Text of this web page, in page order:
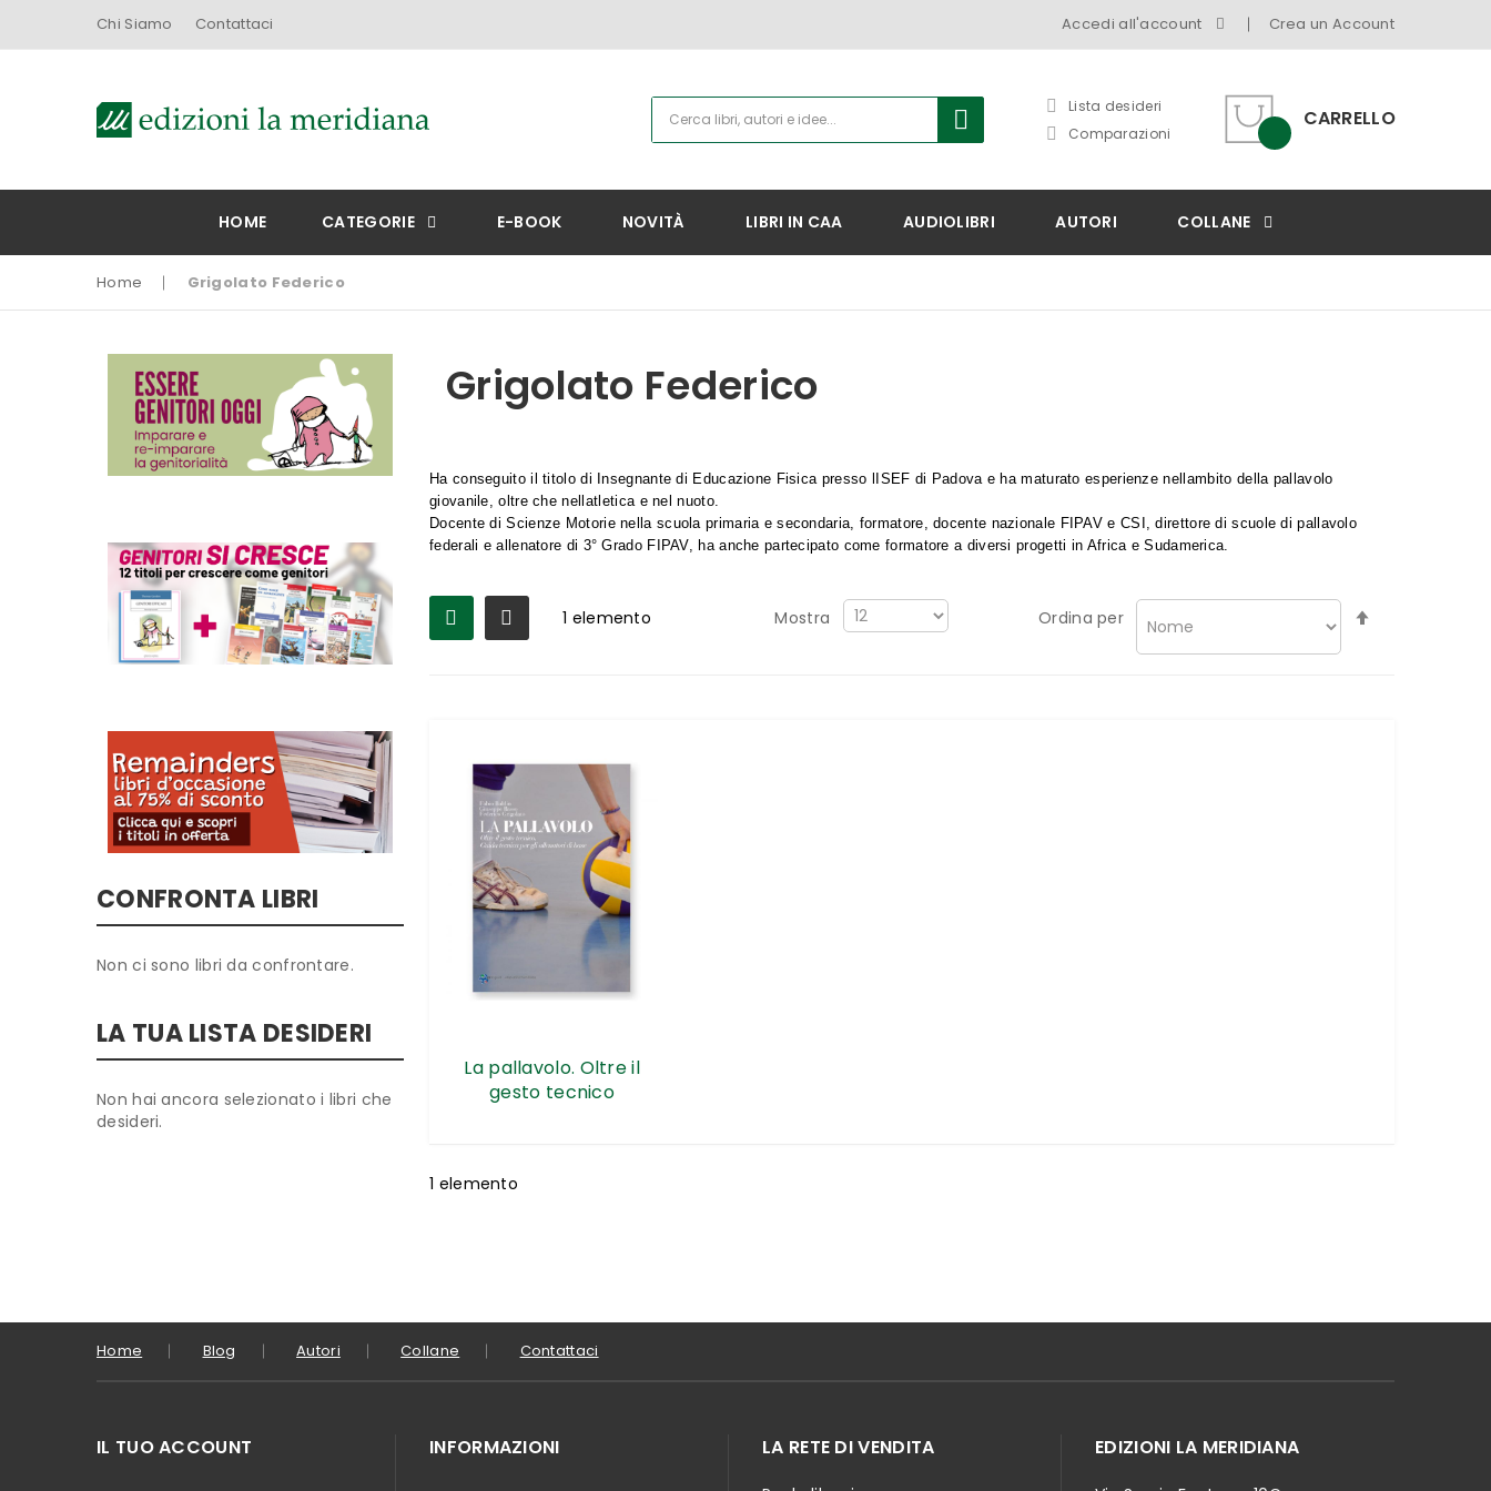
Chi Siamo Contattaci Accedi all'account Crea un Account
CARRELLO
Lista desideri
Comparazioni
HOME CATEGORIE E-BOOK NOVITÀ LIBRI IN CAA AUDIOLIBRI AUTORI COLLANE
Home Grigolato Federico
Grigolato Federico
Ha conseguito il titolo di Insegnante di Educazione Fisica presso lISEF di Padova e ha maturato esperienze nellambito della pallavolo
giovanile, oltre che nellatletica e nel nuoto.
Docente di Scienze Motorie nella scuola primaria e secondaria, formatore, docente nazionale FIPAV e CSI, direttore di scuole di pallavolo
federali e allenatore di 3° Grado FIPAV, ha anche partecipato come formatore a diversi progetti in Africa e Sudamerica.
1 elemento Mostra Ordina per
La pallavolo. Oltre il
gesto tecnico
1 elemento
CONFRONTA LIBRI
Non ci sono libri da confrontare.
LA TUA LISTA DESIDERI
Non hai ancora selezionato i libri che
desideri.
Home Blog Autori Collane Contattaci
IL TUO ACCOUNT INFORMAZIONI LA RETE DI VENDITA EDIZIONI LA MERIDIANA